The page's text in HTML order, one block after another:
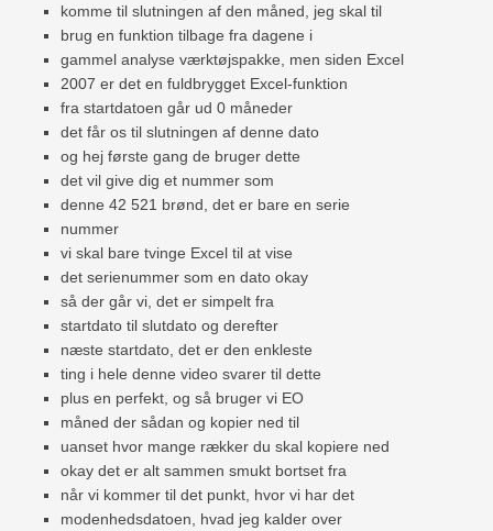
komme til slutningen af ​​den måned, jeg skal til
brug en funktion tilbage fra dagene i
gammel analyse værktøjspakke, men siden Excel
2007 er det en fuldbrygget Excel-funktion
fra startdatoen går ud 0 måneder
det får os til slutningen af ​​denne dato
og hej første gang de bruger dette
det vil give dig et nummer som
denne 42 521 brønd, det er bare en serie
nummer
vi skal bare tvinge Excel til at vise
det serienummer som en dato okay
så der går vi, det er simpelt fra
startdato til slutdato og derefter
næste startdato, det er den enkleste
ting i hele denne video svarer til dette
plus en perfekt, og så bruger vi EO
måned der sådan og kopier ned til
uanset hvor mange rækker du skal kopiere ned
okay det er alt sammen smukt bortset fra
når vi kommer til det punkt, hvor vi har det
modenhedsdatoen, hvad jeg kalder over